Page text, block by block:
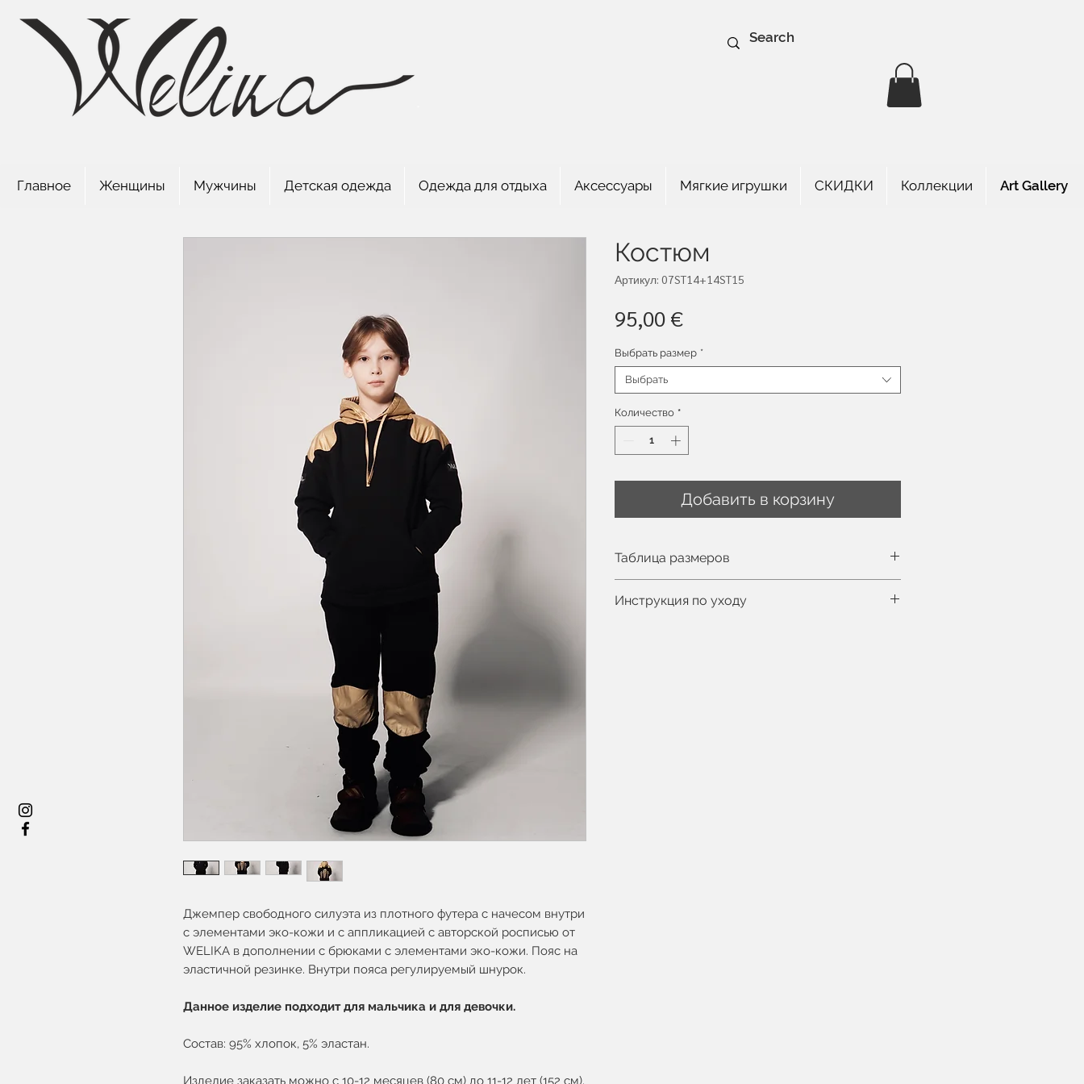
Главное Женщины Мужчины Детская одежда Одежда для отдыха Аксессуары Мягкие игрушки СКИДКИ Коллекции Art Gallery
Джемпер свободного силуэта из плотного футера с начесом внутри
с элементами эко-кожи и с аппликацией с авторской росписью от
WELIKA в дополнении с брюками с элементами эко-кожи. Пояс на
эластичной резинке. Внутри пояса регулируемый шнурок.
Данное изделие подходит для мальчика и для девочки.
Состав: 95% хлопок, 5% эластан.
Изделие заказать можно с 10-12 месяцев (80 см) до 11-12 лет (152 см).
Костюм
Артикул: 07ST14+14ST15
95,00 €Цена
Выбрать размер *
Выбрать
Количество *
Добавить в корзину
Таблица размеров
Инструкция по уходу